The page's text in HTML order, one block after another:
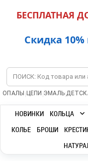
БЕСПЛАТНАЯ
Скидка 10%
ОПАЛЫ | ЦЕПИ |ЭМАЛЬ|
НОВИНКИ КОЛЬЦА
КОЛЬЕ
БРОШИ